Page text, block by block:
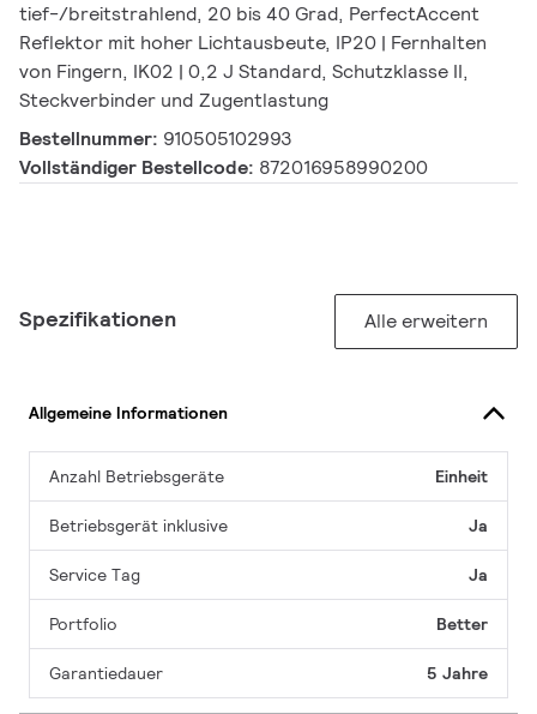
tief-/breitstrahlend, 20 bis 40 Grad, PerfectAccent
Reflektor mit hoher Lichtausbeute, IP20 | Fernhalten
von Fingern, IK02 | 0,2 J Standard, Schutzklasse II,
Steckverbinder und Zugentlastung
Bestellnummer: 910505102993
Vollständiger Bestellcode: 872016958990200
Spezifikationen Alle erweitern
Allgemeine Informationen
Anzahl Betriebsgeräte Einheit
Betriebsgerät inklusive Ja
Service Tag Ja
Portfolio Better
Garantiedauer 5 Jahre